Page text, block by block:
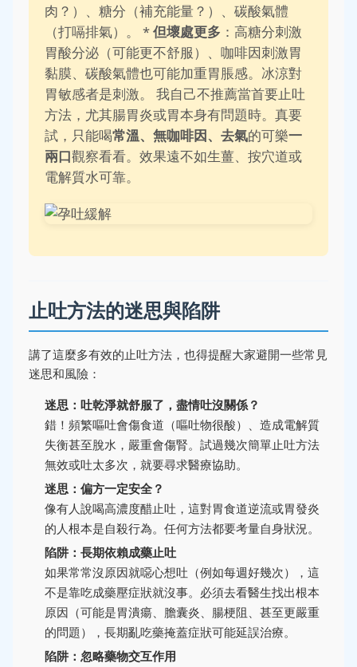
肉？）、糖分（補充能量？）、碳酸氣體
（打嗝排氣）。 *但壞處更多 ：高糖分刺激
胃酸分泌（可能更不舒服）、咖啡因刺激胃
黏膜、碳酸氣體也可能加重胃脹感。冰涼對
胃敏感者是刺激。 我自己不推薦當首要止吐
方法，尤其腸胃炎或胃本身有問題時。真要
試，只能喝常溫、無咖啡因、去氣的可樂一
兩口觀察看看。效果遠不如生薑、按穴道或
電解質水可靠。
止吐方法的迷思與陷阱
講了這麼多有效的止吐方法，也得提醒大家避開一些常見
迷思和風險：
迷思：吐乾淨就舒服了，盡情吐沒關係？
錯！頻繁嘔吐會傷食道（嘔吐物很酸）、造成電解質
失衡甚至脫水，嚴重會傷腎。試過幾次簡單止吐方法
無效或吐太多次，就要尋求醫療協助。
迷思：偏方一定安全？
像有人說喝高濃度醋止吐，這對胃食道逆流或胃發炎
的人根本是自殺行為。任何方法都要考量自身狀況。
陷阱：長期依賴成藥止吐
如果常常沒原因就噁心想吐（例如每週好幾次），這
不是靠吃成藥壓症狀就沒事。必須去看醫生找出根本
原因（可能是胃潰瘍、膽囊炎、腸梗阻、甚至更嚴重
的問題），長期亂吃藥掩蓋症狀可能延誤治療。
陷阱：忽略藥物交互作用